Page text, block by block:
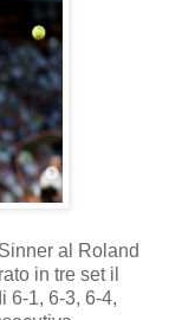
al Roland
in tre set il
6-1, 6-3, 6-4,